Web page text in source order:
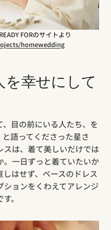
FORのサイトより
homewedding
を幸せにして
目の前にいる人たち、を
語ってくださった星さ
は、着て美しいだけでは
一日ずっと着ていたいか
はせず、ベースのドレス
ョンをくわえてアレンジ
。